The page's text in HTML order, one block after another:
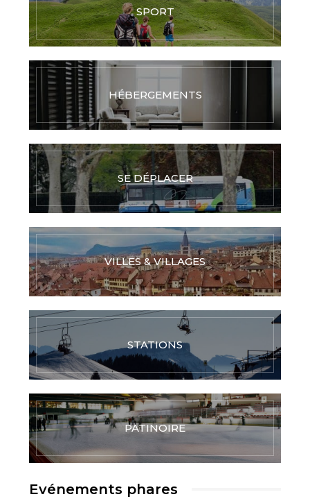
SPORT
HÉBERGEMENTS
SE DÉPLACER
VILLES & VILLAGES
STATIONS
PATINOIRE
Evénements phares